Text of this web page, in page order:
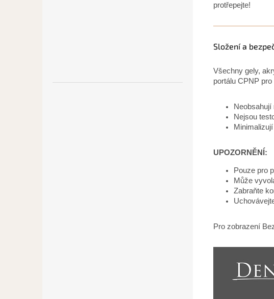
protřepejte!
Složení a
Všechny gely,
portálu CPNP
Neobsahují
Nejsou
UPOZORNĚNÍ:
Pouze pro
Může
Zabraňte
Pro zobrazení